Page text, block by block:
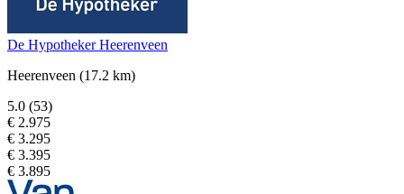
De Hypotheker Heerenveen
Heerenveen (17.2 km)
5.0 (53)
€ 2.975
€ 3.295
€ 3.395
€ 3.895